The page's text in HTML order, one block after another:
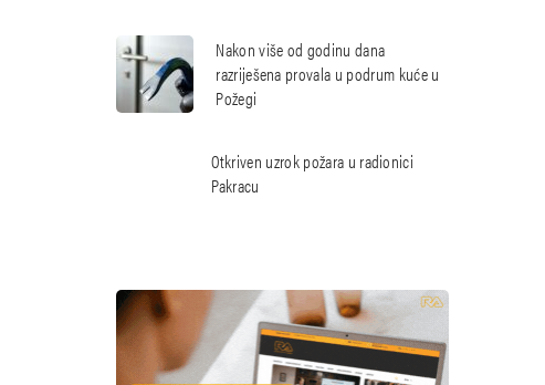
Nakon više od godinu dana
razriješena provala u podrum kuće u
Požegi
Otkriven uzrok požara u radionici
Pakracu